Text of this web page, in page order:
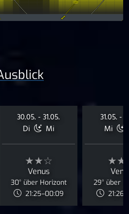
30.05. - 31.05.
Di
Mi
★★☆
Venus
30° über Horizont
21:25–00:09
31.05. -
Mi
29° über